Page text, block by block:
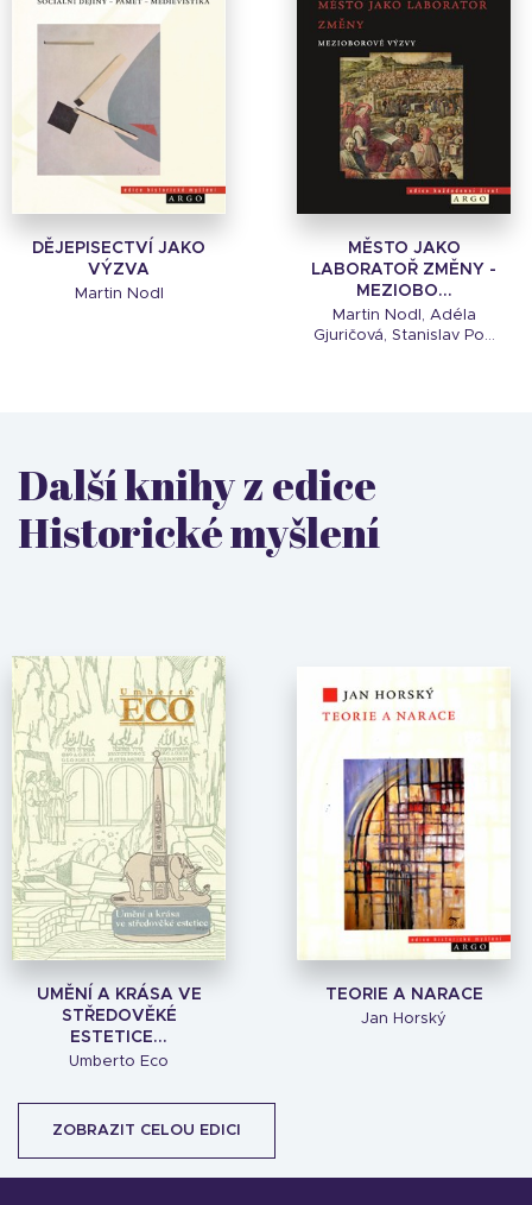
DĚJEPISECTVÍ JAKO
VÝZVA
Martin Nodl
MĚSTO JAKO
LABORATOŘ ZMĚNY -
MEZIOBO...
Martin Nodl, Adéla
Gjuričová, Stanislav Po...
Další knihy z edice
Historické myšlení
UMĚNÍ A KRÁSA VE
STŘEDOVĚKÉ
ESTETICE...
Umberto Eco
TEORIE A NARACE
Jan Horský
ZOBRAZIT CELOU EDICI